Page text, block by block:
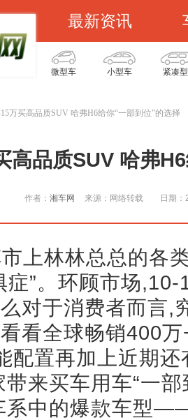
最新资讯
微型车 小型车 紧凑型
15万买高品质SUV 哈弗H6给你“一部到位”的选择
高品质SUV 哈弗
作者： 湘车网 来源：网络转载 日期
上林林总总的各
症”。环顾市场
对于消费者而言,
看全球畅销400
配置再加上近期
来买车用车“一
系中的爆款车型